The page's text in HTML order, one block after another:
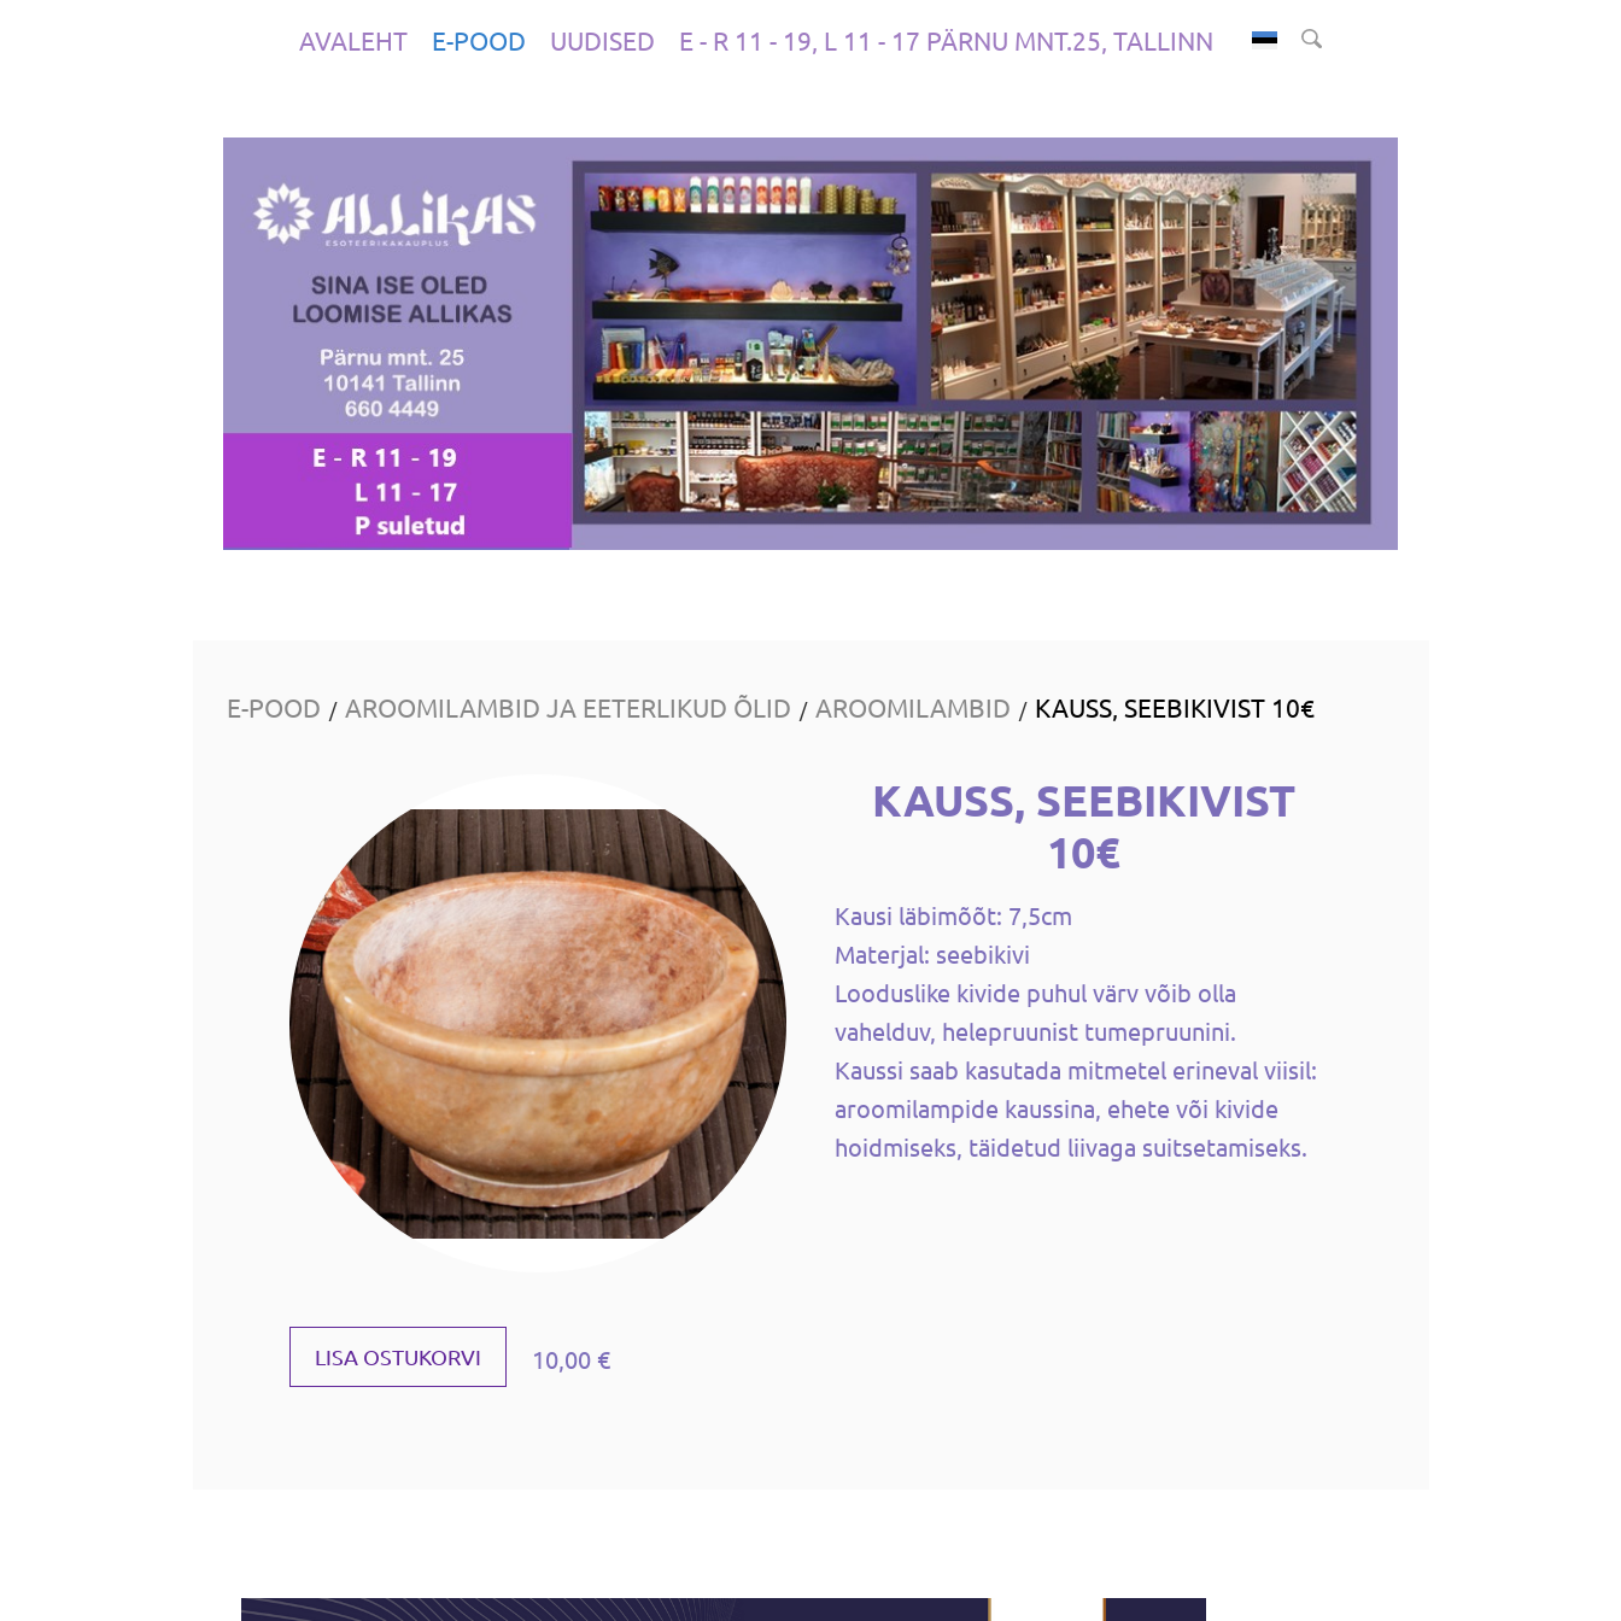
AVALEHT E-POOD UUDISED E - R 11 - 19, L 11 - 17 PÄRNU MNT.25, TALLINN
E-POOD / AROOMILAMBID JA EETERLIKUD ÕLID / AROOMILAMBID / KAUSS, SEEBIKIVIST 10€
LISA OSTUKORVI 10,00 €
KAUSS, SEEBIKIVIST
10€
Kausi läbimõõt: 7,5cm
Materjal: seebikivi
Looduslike kivide puhul värv võib olla
vahelduv, helepruunist tumepruunini.
Kaussi saab kasutada mitmetel erineval viisil:
aroomilampide kaussina, ehete või kivide
hoidmiseks, täidetud liivaga suitsetamiseks.